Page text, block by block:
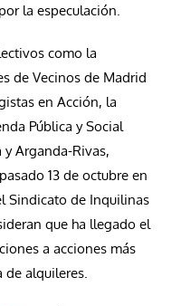
la especulación.
como la
de Vecinos de Madrid
en Acción, la
Pública y Social
y Arganda-Rivas,
13 de octubre en
Sindicato de Inquilinas
que ha llegado el
a acciones más
de alquileres.